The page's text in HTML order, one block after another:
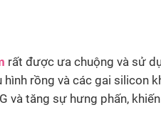
rất được ưa chuộng và sử
rồng và các gai silicon
và tăng sự hưng phấn,